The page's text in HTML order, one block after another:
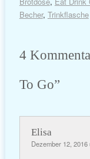
Becher, Trinkflasche
4
To Go”
Elisa
Dezember 12, 2016